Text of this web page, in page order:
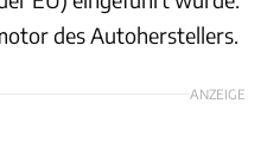
des Autoherstellers.
ANZEIGE